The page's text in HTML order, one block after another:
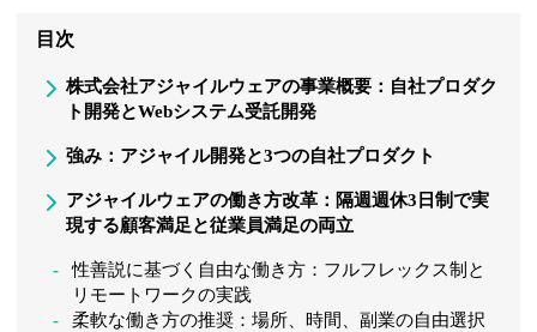
目次
株式会社アジャイルウェアの事業概要：自社プロダク
ト開発とWebシステム受託開発
強み：アジャイル開発と3つの自社プロダクト
アジャイルウェアの働き方改革：隔週週休3日制で実
現する顧客満足と従業員満足の両立
性善説に基づく自由な働き方：フルフレックス制と
リモートワークの実践
柔軟な働き方の推奨：場所、時間、副業の自由選択